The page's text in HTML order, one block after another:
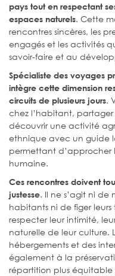
pays tout en respectant
espaces naturels. Cette
rencontres sincères, les
engagés et les activités
savoir-faire et au
Spécialiste des voyages
intègre cette dimension
circuits de plusieurs jours.
chez l’habitant,
découvrir une activité
ethnique avec un guide
permettant d’approcher
humaine.
Ces rencontres doivent
justesse. Il ne s’agit ni
habitants ni de figer
respecter leur intimité,
naturelle de leur culture.
hébergements et des
également à la
répartition plus équitable